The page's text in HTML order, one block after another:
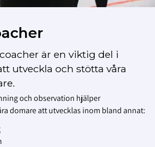
är en viktig del i
utveckla och stötta våra
och observation hjälper
domare att utvecklas inom bland annat: